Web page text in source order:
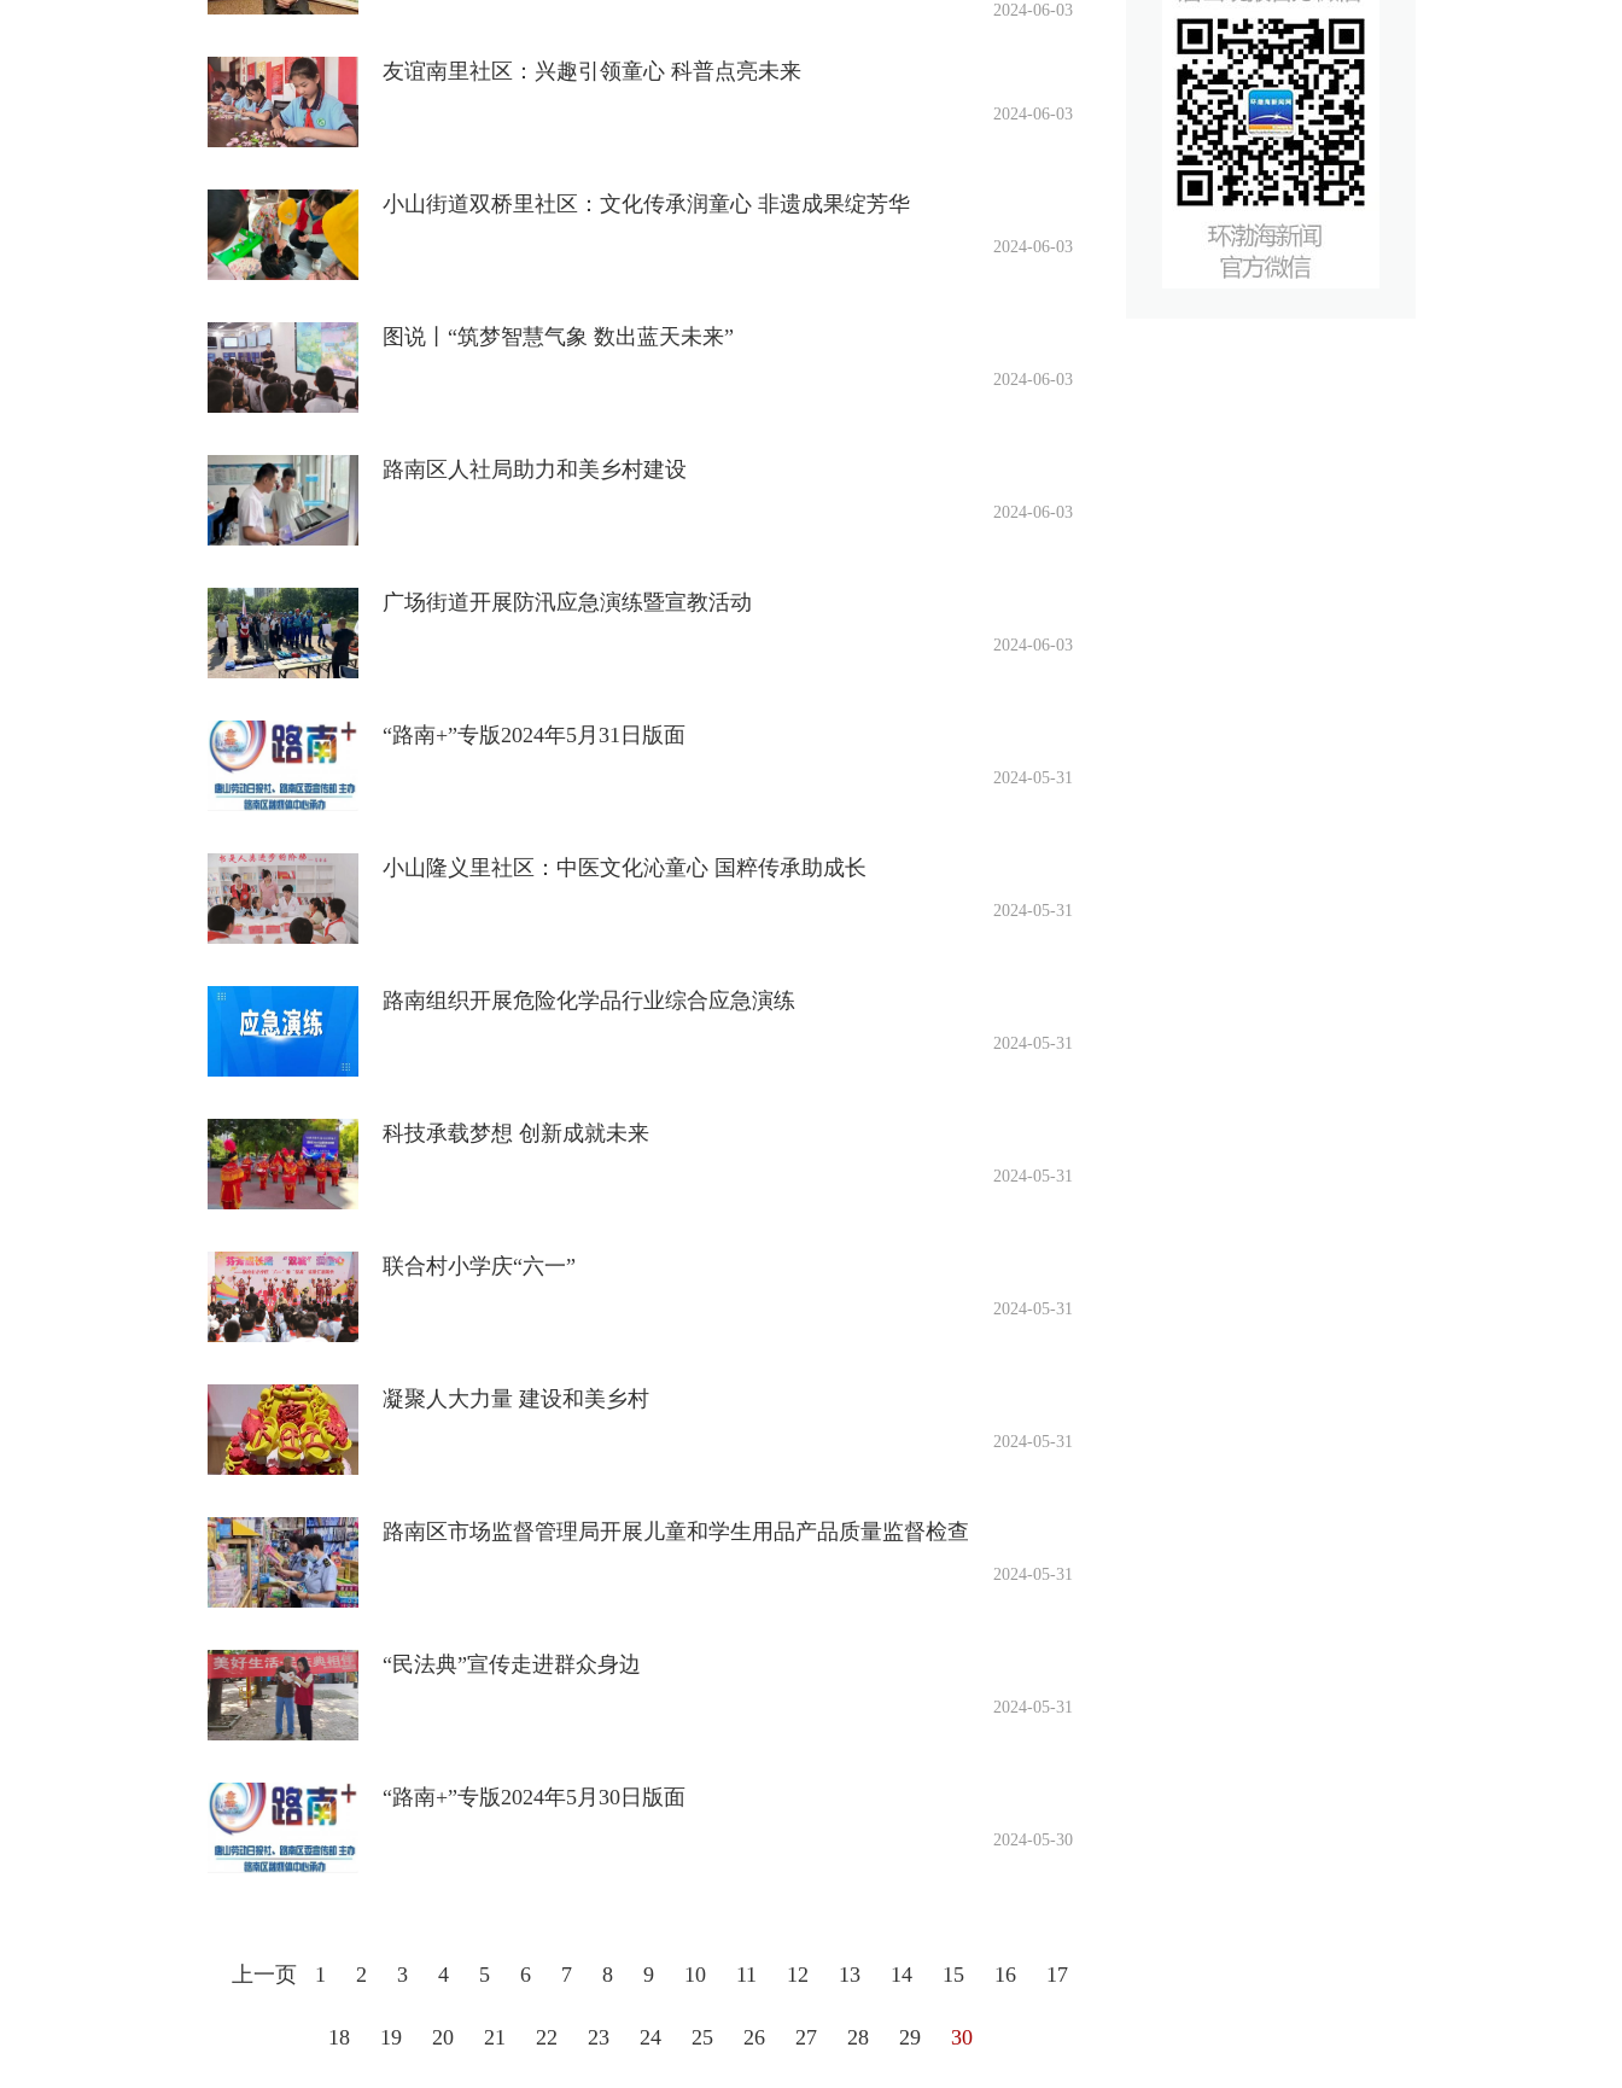
2024-06-03
友谊南里社区：兴趣引领童心 科普点亮未来
2024-06-03
小山街道双桥里社区：文化传承润童心 非遗成果绽芳华
2024-06-03
图说丨“筑梦智慧气象 数出蓝天未来”
2024-06-03
路南区人社局助力和美乡村建设
2024-06-03
广场街道开展防汛应急演练暨宣教活动
2024-06-03
“路南+”专版2024年5月31日版面
2024-05-31
小山隆义里社区：中医文化沁童心 国粹传承助成长
2024-05-31
路南组织开展危险化学品行业综合应急演练
2024-05-31
科技承载梦想 创新成就未来
2024-05-31
联合村小学庆“六一”
2024-05-31
凝聚人大力量 建设和美乡村
2024-05-31
路南区市场监督管理局开展儿童和学生用品产品质量监督检查
2024-05-31
“民法典”宣传走进群众身边
2024-05-31
“路南+”专版2024年5月30日版面
2024-05-30
上一页 1 2 3 4 5 6 7 8 9 10 11 12 13 14 15 16 17
18 19 20 21 22 23 24 25 26 27 28 29 30